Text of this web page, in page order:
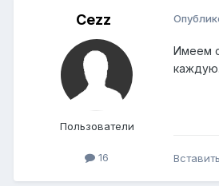
Cezz
Пользователи
16
Имеем